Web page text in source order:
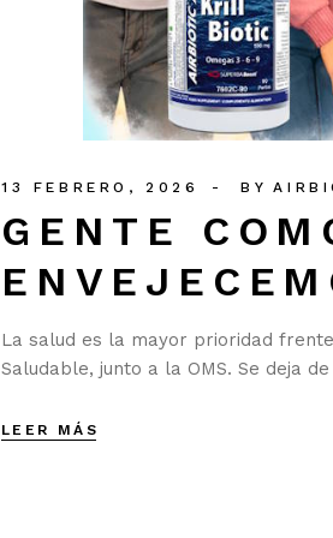
13 FEBRERO, 2026 BY
GENTE
La salud es la mayor prioridad
Saludable, junto a la OMS. Se deja
LEER MÁS